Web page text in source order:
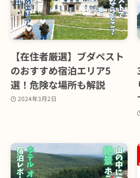
【在住者厳選】ブダペスト
のおすすめ宿泊エリア5
選！危険な場所も解説
2024年3月2日